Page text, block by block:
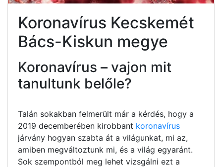
Koronavírus Kecskemét
Bács-Kiskun megye
Koronavírus – vajon mit
tanultunk belőle?
Talán sokakban felmerült már a kérdés, hogy a
2019 decemberében kirobbant koronavírus
járvány hogyan szabta át a világunkat, mi az,
amiben megváltoztunk mi, és a világ egyaránt.
Sok szempontból meg lehet vizsgálni ezt a